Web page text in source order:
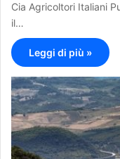
Cia Agricoltori Italiani
il…
Leggi di più »